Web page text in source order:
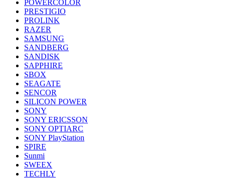
POWERCOLOR
PRESTIGIO
PROLINK
RAZER
SAMSUNG
SANDBERG
SANDISK
SAPPHIRE
SBOX
SEAGATE
SENCOR
SILICON POWER
SONY
SONY ERICSSON
SONY OPTIARC
SONY PlayStation
SPIRE
Sunmi
SWEEX
TECHLY